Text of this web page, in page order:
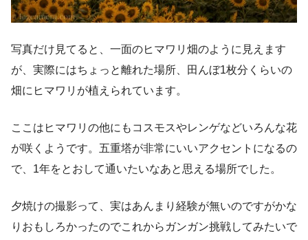
写真だけ見てると、一面のヒマワリ畑のように見えます
が、実際にはちょっと離れた場所、田んぼ1枚分くらいの
畑にヒマワリが植えられています。
ここはヒマワリの他にもコスモスやレンゲなどいろんな花
が咲くようです。五重塔が非常にいいアクセントになるの
で、1年をとおして通いたいなあと思える場所でした。
夕焼けの撮影って、実はあんまり経験が無いのですがかな
りおもしろかったのでこれからガンガン挑戦してみたいで